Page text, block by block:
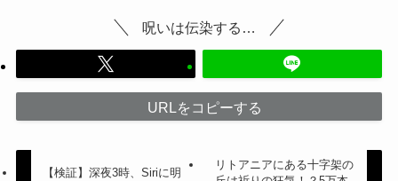
呪いは伝染する…
URLをコピーする
【検証】深夜3時、Siriに明
リトアニアにある十字架の